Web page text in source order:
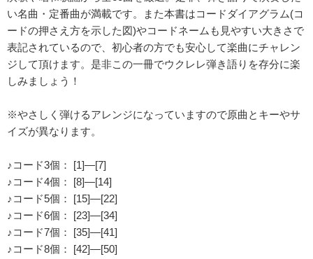
い名曲・定番曲が満載です。また本書はコードダイアグラム(コ
ードの押さえ方を示した図)やコードネームも見やすい大きさで
表記されているので、初心者の方でも安心して楽曲にチャレン
ジして頂けます。是非この一冊でウクレレ弾き語りを存分に楽
しみましょう！
※やさしく弾けるアレンジになっていますので原曲とキーやサ
イズが異なります。
♪コード3個： [1]―[7]
♪コード4個： [8]―[14]
♪コード5個： [15]―[22]
♪コード6個： [23]―[34]
♪コード7個： [35]―[41]
♪コード8個： [42]―[50]